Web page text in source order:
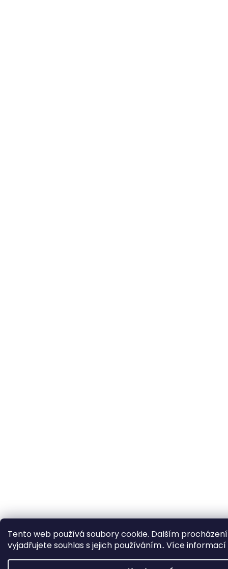
Tento web používá soubory cookie. Dalším
vyjadřujete souhlas s jejich používáním.. Více informací